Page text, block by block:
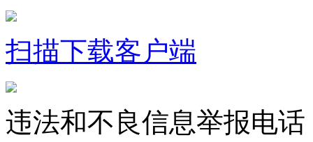
扫描下载客户端
违法和不良信息举报电